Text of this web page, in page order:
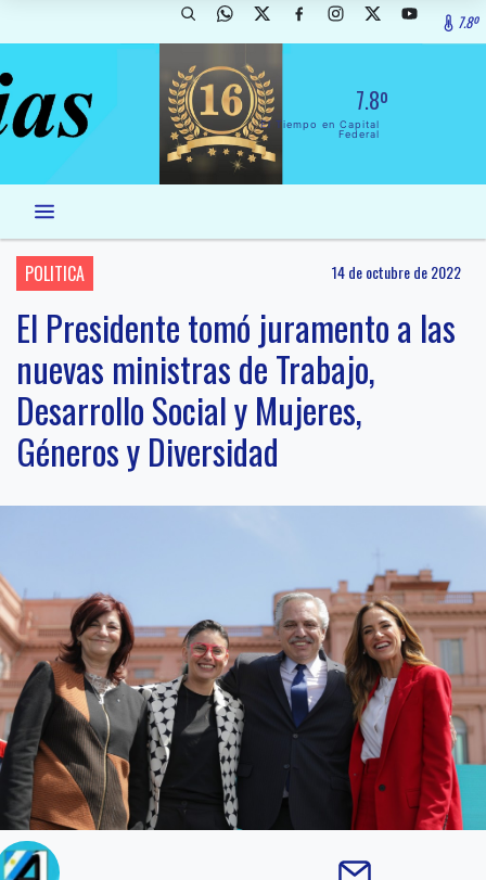
7.8º
7.8º
El Tiempo en Capital
Federal
POLITICA 14 de octubre de 2022
El Presidente tomó juramento a las
nuevas ministras de Trabajo,
Desarrollo Social y Mujeres,
Géneros y Diversidad